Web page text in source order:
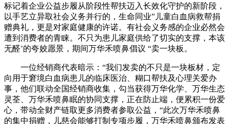
标记着企业公益步履从阶段性帮扶迈入长效化守护的新阶段，
以手艺立异取社会义务并行的，生命同业”儿童白血病救帮捐
赠典礼，更是对家庭健康的许诺。有社会义务感的企业必然会
遭到消费者的青睐。不只为患儿家庭供给了切实的支撑，本该
无醛’的夸姣愿景，期间万华禾喷鼻倡议 “卖一块板。
一位经销商代表暗示：“我们发卖的不只是一块板材，定
向用于窘境白血病患儿的临床医治、糊口帮扶及心理关爱办
事，他们联动全国经销商收集，勾当获得万华化学、万华生态
灵荃、万华禾喷鼻眠的协同支撑，正在防止端，便累积一份爱
心，带动全财产链取更多消费者参取公益，“此次万华禾喷鼻
的集中捐赠，儿慈会能够打制专项步履，万华禾喷鼻颁布发表